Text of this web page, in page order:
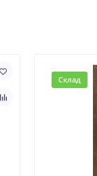
Склад